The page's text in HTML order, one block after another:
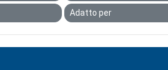
Adatto per